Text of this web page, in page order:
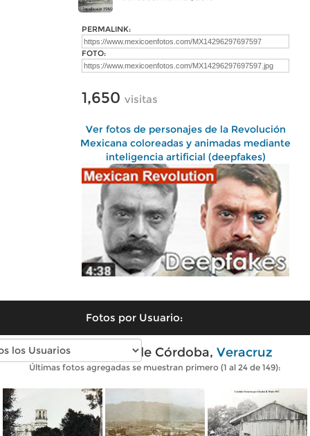
PERMALINK:
FOTO:
1,650 visitas
Ver fotos de personajes de la Revolución
Mexicana coloreadas y animadas mediante
inteligencia artificial (deepfakes)
Fotos por Usuario:
Fotos antiguas de Córdoba, Veracruz
Últimas fotos agregadas se muestran primero (1 al 24 de 149):